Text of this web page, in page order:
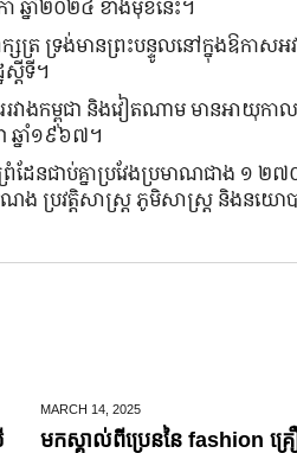
ឆ្នាំ២០២៤ ខាងមុខនេះ។
ត្រ ទ្រង់មានព្រះបន្ទូលនៅក្នុងឱកាសអ
ស្តីទី។
រវាងកម្ពុជា និងវៀតណាម មានអាយុក
ា ឆ្នាំ១៩៦៧។
ដែនជាប់គ្នាប្រវែងប្រមាណជាង ១ ២
ណង ប្រវត្តិសាស្ត្រ ភូមិសាស្ត្រ និងនយ
MARCH 14, 2025
មកស្គាល់ពីប្រេននៃ​ fashion គ្រ